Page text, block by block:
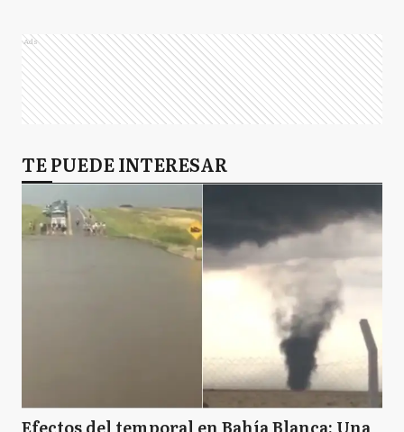
Ads
TE PUEDE INTERESAR
Efectos del temporal en Bahía Blanca: Una